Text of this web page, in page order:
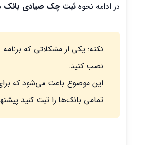
در ادامه نحوهثبت چک صیادی بانک
نکته: یکی از مشکلاتی که
نصب کنید.
این موضوع باعث می‌شود که
تمامی بانک‌ها را ثبت کنید